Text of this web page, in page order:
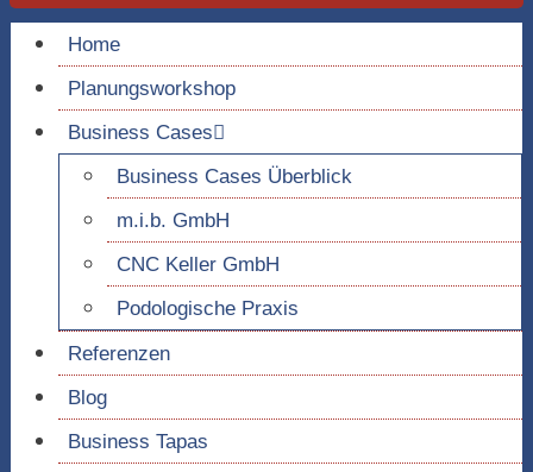
Home
Planungsworkshop
Business Cases
Business Cases Überblick
m.i.b. GmbH
CNC Keller GmbH
Podologische Praxis
Referenzen
Blog
Business Tapas